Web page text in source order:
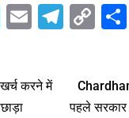
Twitter
Email
खर्च करने में
पहले सरकार